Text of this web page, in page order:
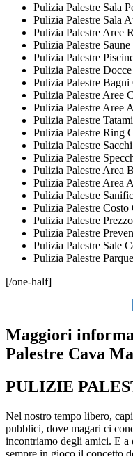
Pulizia Palestre Sala
Pulizia Palestre Sala
Pulizia Palestre Aree
Pulizia Palestre
Pulizia Palestre
Pulizia Palestre
Pulizia Palestre Bagni
Pulizia Palestre Aree
Pulizia Palestre Aree
Pulizia Palestre
Pulizia Palestre Ring
Pulizia Palestre
Pulizia Palestre
Pulizia Palestre Area
Pulizia Palestre Area
Pulizia Palestre
Pulizia Palestre Costo
Pulizia Palestre
Pulizia Palestre
Pulizia Palestre Sale
Pulizia Palestre
[/one-half]
Maggiori
Palestre Cava
PULIZIE
Nel nostro tempo libero,
pubblici, dove magari ci
incontriamo degli amici. E a
sempre in gioco il concetto